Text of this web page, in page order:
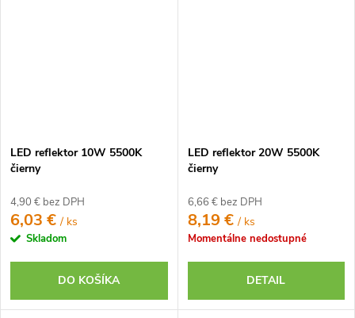
LED reflektor 10W 5500K
čierny
4,90 € bez DPH
6,03 €/ ks
Skladom
DO KOŠÍKA
LED reflektor 20W 5500K
čierny
6,66 € bez DPH
8,19 €/ ks
Momentálne nedostupné
DETAIL